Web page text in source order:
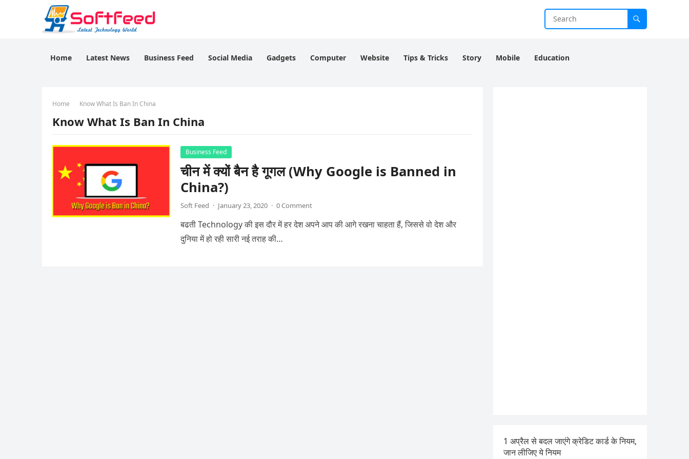
Home Latest News Business Feed Social Media Gadgets Computer Website Tips & Tricks Story Mobile Education
Home Know What Is Ban In China
Know What Is Ban In China
Business Feed
चीन में क्यों बैन है गूगल (Why Google is Banned in
China?)
Soft Feed · January 23, 2020 · 0 Comment
बढती Technology की इस दौर में हर देश अपने आप की आगे रखना चाहता हैं, जिससे वो देश और
दुनिया में हो रही सारी नई तराह की…
1 अप्रैल से बदल जाएंगे क्रेडिट कार्ड के नियम,
जान लीजिए ये नियम